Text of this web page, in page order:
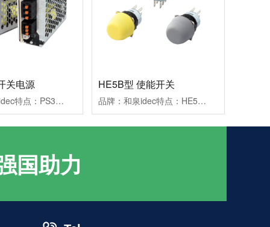
关电源
品牌：和泉idec特点：PS3V型开关电源适用于装置“小型化”的紧凑型快捷开关电源。产品：开关电源运输方式：物流/送货上门价格：询价
HE5B型 使能开关
品牌：和泉idec特点：HE5B型使能开关圆形操作部型，ø16安装孔便于安装。适合小型示教器用2触点3位置开关。产品：使能开关运输方式：物流/送货上门价格：询价
国助力